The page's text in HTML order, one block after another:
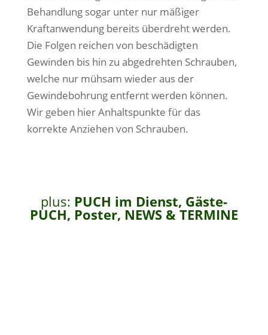
Behandlung sogar unter nur mäßiger
Kraftanwendung bereits überdreht werden.
Die Folgen reichen von beschädigten
Gewinden bis hin zu abgedrehten Schrauben,
welche nur mühsam wieder aus der
Gewindebohrung entfernt werden können.
Wir geben hier Anhaltspunkte für das
korrekte Anziehen von Schrauben.
plus: PUCH im Dienst, Gäste-
PUCH, Poster, NEWS & TERMINE